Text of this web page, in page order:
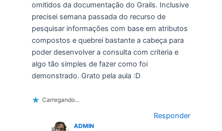
omitidos da documentação do Grails. Inclusive
precisei semana passada do recurso de
pesquisar informações com base em atributos
compostos e quebrei bastante a cabeça para
poder desenvolver a consulta com criteria e
algo tão simples de fazer como foi
demonstrado. Grato pela aula :D
Carregando...
Responder
ADMIN